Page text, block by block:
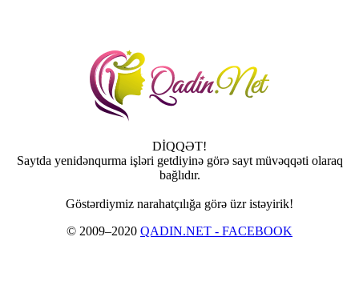
DİQQƏT!
Saytda yenidənqurma işləri getdiyinə görə sayt müvəqqəti olaraq
bağlıdır.
Göstərdiymiz narahatçılığa görə üzr istəyirik!
© 2009–2020 QADIN.NET - FACEBOOK